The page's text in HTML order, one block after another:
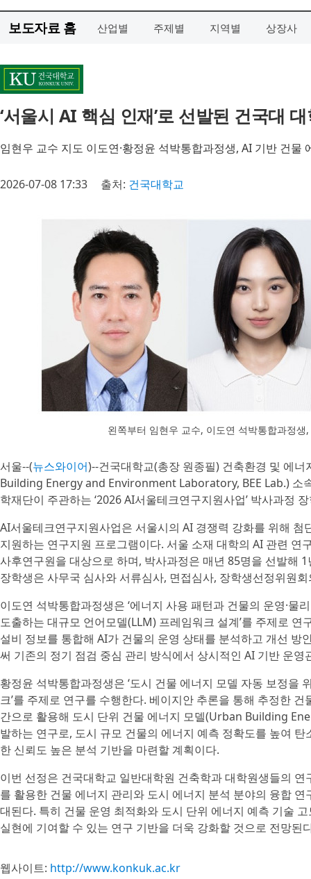
보도자료 홈 산업별 주제별 지역별 상장사
‘서울시 AI 핵심 인재’로 선발된 건국대
임현우 교수 지도 이도연·황정윤 석박통합과정생, AI 기반 건물
2026-07-08 17:33 출처: 건국대학교
왼쪽부터 임현우 교수, 이도연 석박통합과정생
서울--(뉴스와이어)--건국대학교(총장 원종필) 건축환경 및 에
Building Energy and Environment Laboratory, BEE Lab.) 소
학재단이 주관하는 ‘2026 AI서울테크연구지원사업’ 박사과정
AI서울테크연구지원사업은 서울시의 AI 경쟁력 강화를 위해
지원하는 연구지원 프로그램이다. 서울 소재 대학의 AI 관련 연
사후연구원을 대상으로 하며, 박사과정은 매년 85명을 선발해
장학생은 사무국 심사와 서류심사, 면접심사, 장학생선정위원
이도연 석박통합과정생은 ‘에너지 사용 패턴과 건물의 운영·물
도출하는 대규모 언어모델(LLM) 프레임워크 설계’를 주제로
설비 정보를 통합해 AI가 건물의 운영 상태를 분석하고 개선 방
써 기존의 정기 점검 중심 관리 방식에서 상시적인 AI 기반 운
황정윤 석박통합과정생은 ‘도시 건물 에너지 모델 자동 보정을
크’를 주제로 연구를 수행한다. 베이지안 추론을 통해 추정한
간으로 활용해 도시 단위 건물 에너지 모델(Urban Building
발하는 연구로, 도시 규모 건물의 에너지 예측 정확도를 높여
한 신뢰도 높은 분석 기반을 마련할 계획이다.
이번 선정은 건국대학교 일반대학원 건축학과 대학원생들의
를 활용한 건물 에너지 관리와 도시 에너지 분석 분야의 융합
대된다. 특히 건물 운영 최적화와 도시 단위 에너지 예측 기술
실현에 기여할 수 있는 연구 기반을 더욱 강화할 것으로 전망된
웹사이트: http://www.konkuk.ac.kr